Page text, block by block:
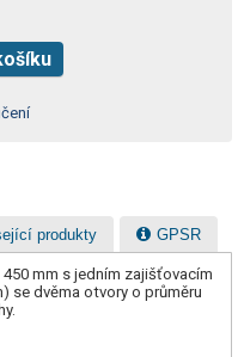
produkty GPSR
mm s jedním zajišťovacím
se dvěma otvory o průměru